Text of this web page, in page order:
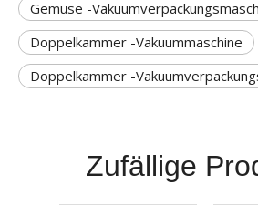
Gemüse -
Doppelkammer -Vakuummaschine
Doppelkammer -
Zufällige